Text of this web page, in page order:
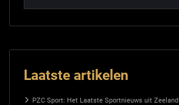
Laatste artikelen
PZC Sport: Het Laatste Sportnieuws uit Zeeland